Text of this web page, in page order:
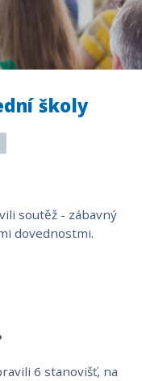
školy
soutěž - zábavný
dovednostmi.
6 stanovišť, na